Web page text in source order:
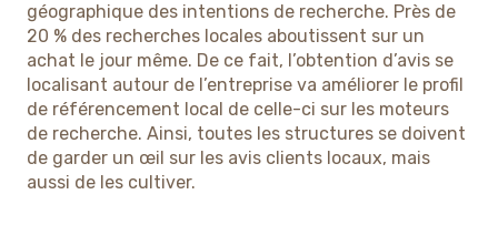
géographique des intentions de recherche. Près de
20 % des recherches locales aboutissent sur un
achat le jour même. De ce fait, l’obtention d’avis se
localisant autour de l’entreprise va améliorer le profil
de référencement local de celle-ci sur les moteurs
de recherche. Ainsi, toutes les structures se doivent
de garder un œil sur les avis clients locaux, mais
aussi de les cultiver.